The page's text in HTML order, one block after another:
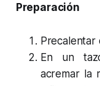
Preparación
Precalentar
En un
acremar la